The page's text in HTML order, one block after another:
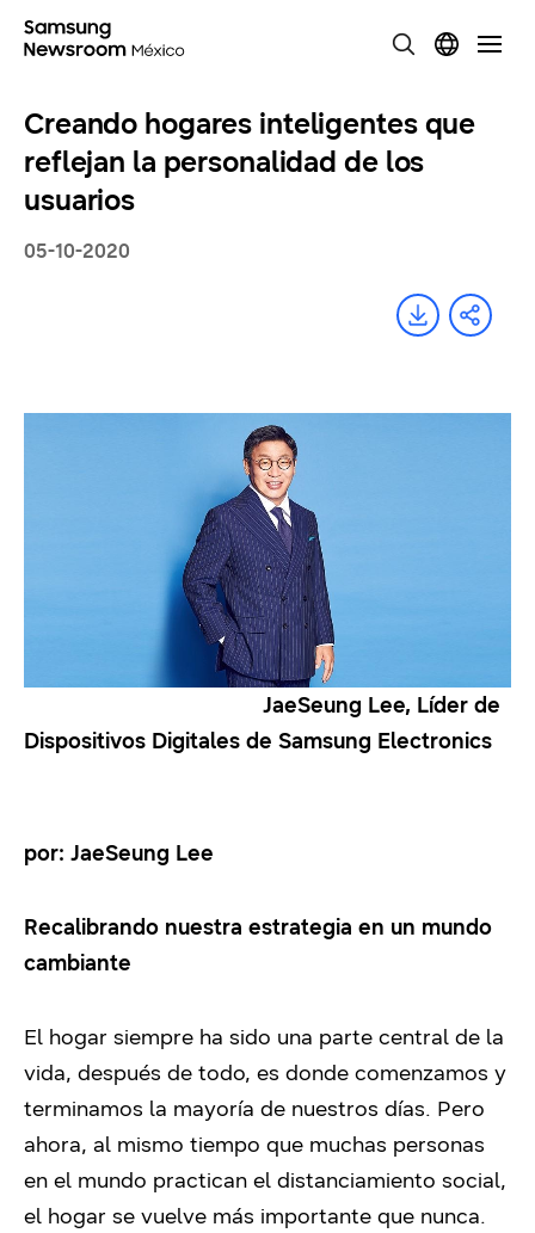
Creando hogares inteligentes que
reflejan la personalidad de los
usuarios
05-10-2020
JaeSeung Lee, Líder de
Dispositivos Digitales de Samsung Electronics
por: JaeSeung Lee
Recalibrando nuestra estrategia en un mundo
cambiante
El hogar siempre ha sido una parte central de la
vida, después de todo, es donde comenzamos y
terminamos la mayoría de nuestros días. Pero
ahora, al mismo tiempo que muchas personas
en el mundo practican el distanciamiento social,
el hogar se vuelve más importante que nunca.